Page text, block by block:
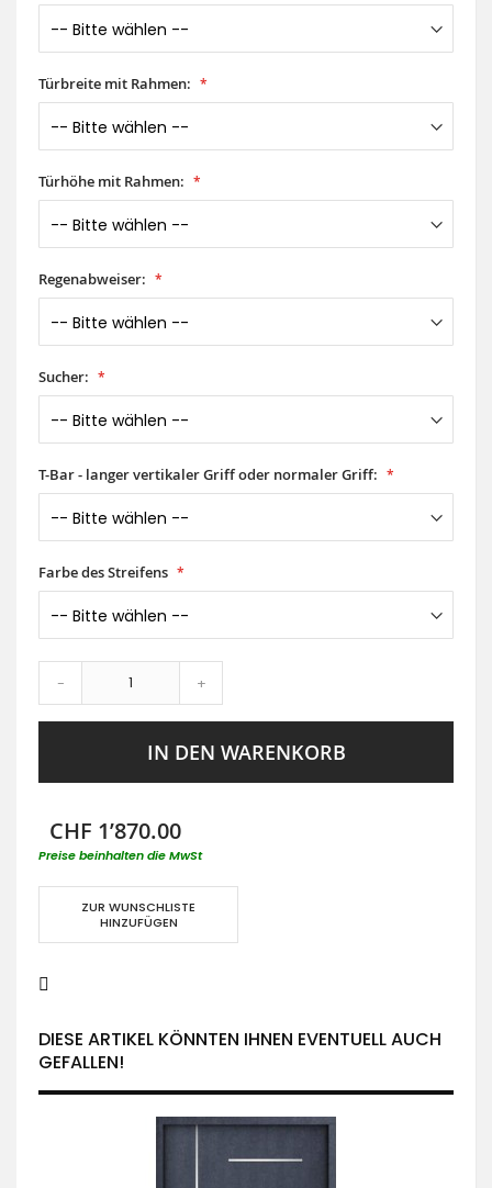
Türbreite mit Rahmen:
Türhöhe mit Rahmen:
Regenabweiser:
Sucher:
T-Bar - langer vertikaler Griff oder normaler Griff:
Farbe des Streifens
- +
IN DEN WARENKORB
CHF 1’870.00
Preise beinhalten die MwSt
ZUR WUNSCHLISTE
HINZUFÜGEN
DIESE ARTIKEL KÖNNTEN IHNEN EVENTUELL AUCH
GEFALLEN!